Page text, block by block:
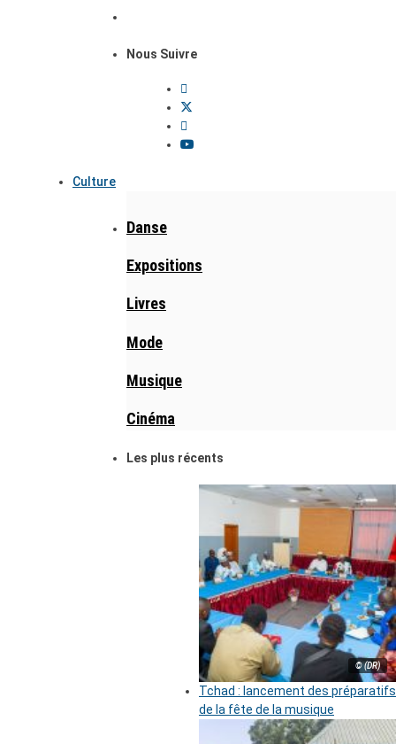
Nous Suivre
Culture
Danse
Expositions
Livres
Mode
Musique
Cinéma
Les plus récents
© (DR)
Tchad : lancement des préparatifs
de la fête de la musique